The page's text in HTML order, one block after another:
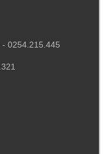
0254.215.445